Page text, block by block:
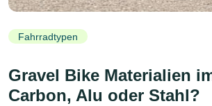
Fahrradtypen
Gravel Bike Materialien
Carbon, Alu oder Stahl?